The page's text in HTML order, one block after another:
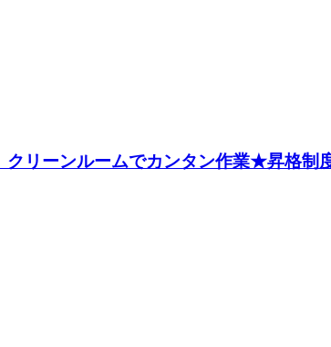
リーンルームでカンタン作業★昇格